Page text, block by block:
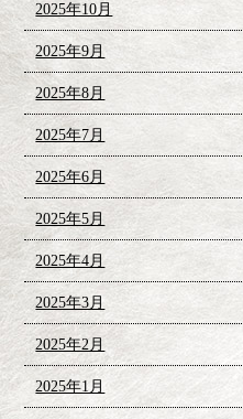
2025年10月
2025年9月
2025年8月
2025年7月
2025年6月
2025年5月
2025年4月
2025年3月
2025年2月
2025年1月